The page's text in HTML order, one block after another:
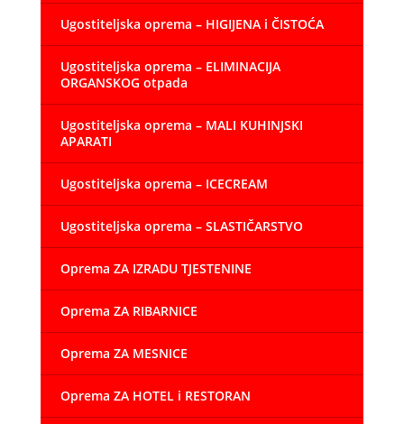
Ugostiteljska oprema – HIGIJENA i ČISTOĆA
Ugostiteljska oprema – ELIMINACIJA
ORGANSKOG otpada
Ugostiteljska oprema – MALI KUHINJSKI
APARATI
Ugostiteljska oprema – ICECREAM
Ugostiteljska oprema – SLASTIČARSTVO
Oprema ZA IZRADU TJESTENINE
Oprema ZA RIBARNICE
Oprema ZA MESNICE
Oprema ZA HOTEL i RESTORAN